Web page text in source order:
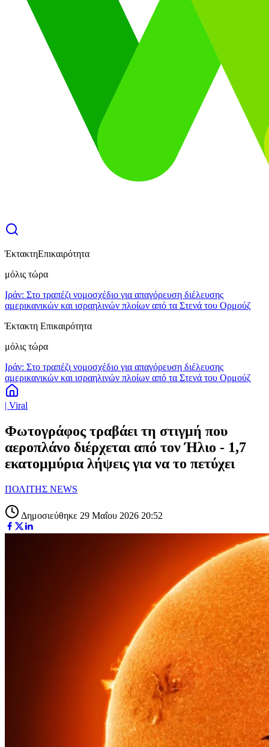
ΈκτακτηΕπικαιρότητα
μόλις τώρα
Ιράν: Στο τραπέζι νομοσχέδιο για απαγόρευση διέλευσης
αμερικανικών και ισραηλινών πλοίων από τα Στενά του Ορμούζ
Έκτακτη Επικαιρότητα
μόλις τώρα
Ιράν: Στο τραπέζι νομοσχέδιο για απαγόρευση διέλευσης
αμερικανικών και ισραηλινών πλοίων από τα Στενά του Ορμούζ
| Viral
Φωτογράφος τραβάει τη στιγμή που
αεροπλάνο διέρχεται από τον Ήλιο - 1,7
εκατομμύρια λήψεις για να το πετύχει
ΠΟΛΙΤΗΣ NEWS
Δημοσιεύθηκε 29 Μαΐου 2026 20:52